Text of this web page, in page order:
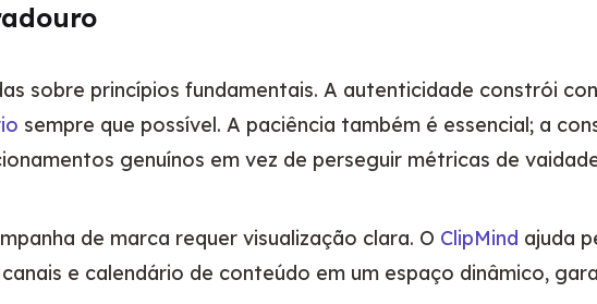
sempre que possível. A paciência também é essencial; a
genuínos em vez de perseguir métricas de
de marca requer visualização clara. O ClipMind ajuda
e calendário de conteúdo em um espaço dinâmico,